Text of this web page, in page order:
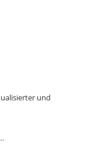
und